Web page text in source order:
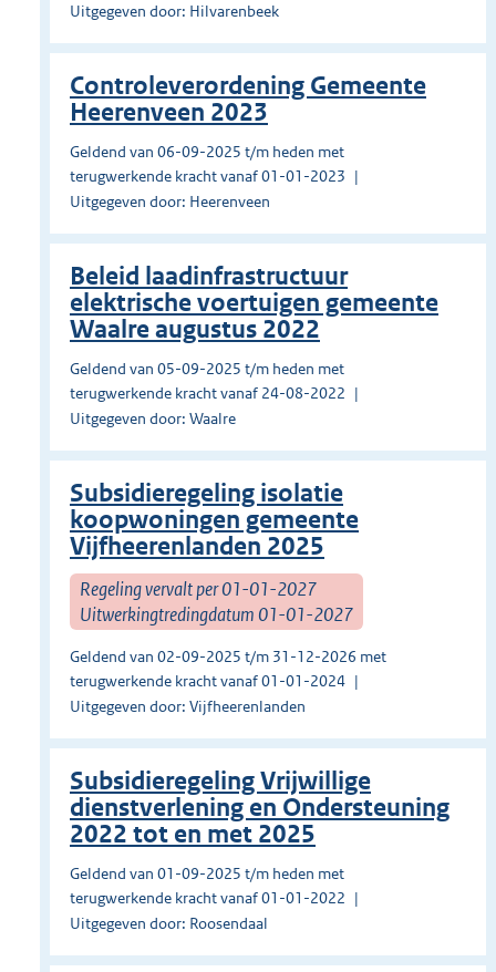
Uitgegeven door: Hilvarenbeek
Controleverordening Gemeente
Heerenveen 2023
Geldend van 06-09-2025 t/m heden met
terugwerkende kracht vanaf 01-01-2023
Uitgegeven door: Heerenveen
Beleid laadinfrastructuur
elektrische voertuigen gemeente
Waalre augustus 2022
Geldend van 05-09-2025 t/m heden met
terugwerkende kracht vanaf 24-08-2022
Uitgegeven door: Waalre
Subsidieregeling isolatie
koopwoningen gemeente
Vijfheerenlanden 2025
Regeling vervalt per 01-01-2027
Uitwerkingtredingdatum 01-01-2027
Geldend van 02-09-2025 t/m 31-12-2026 met
terugwerkende kracht vanaf 01-01-2024
Uitgegeven door: Vijfheerenlanden
Subsidieregeling Vrijwillige
dienstverlening en Ondersteuning
2022 tot en met 2025
Geldend van 01-09-2025 t/m heden met
terugwerkende kracht vanaf 01-01-2022
Uitgegeven door: Roosendaal